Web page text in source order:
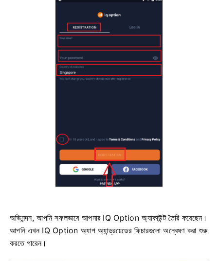
অভিনন্দন, আপনি সফলভাবে আপনার IQ Option অ্যাকাউন্ট তৈরি করেছেন।
আপনি এখন IQ Option অ্যাপ অ্যান্ড্রয়েডের ফিচারগুলো অন্বেষণ করা শুরু
করতে পারেন।